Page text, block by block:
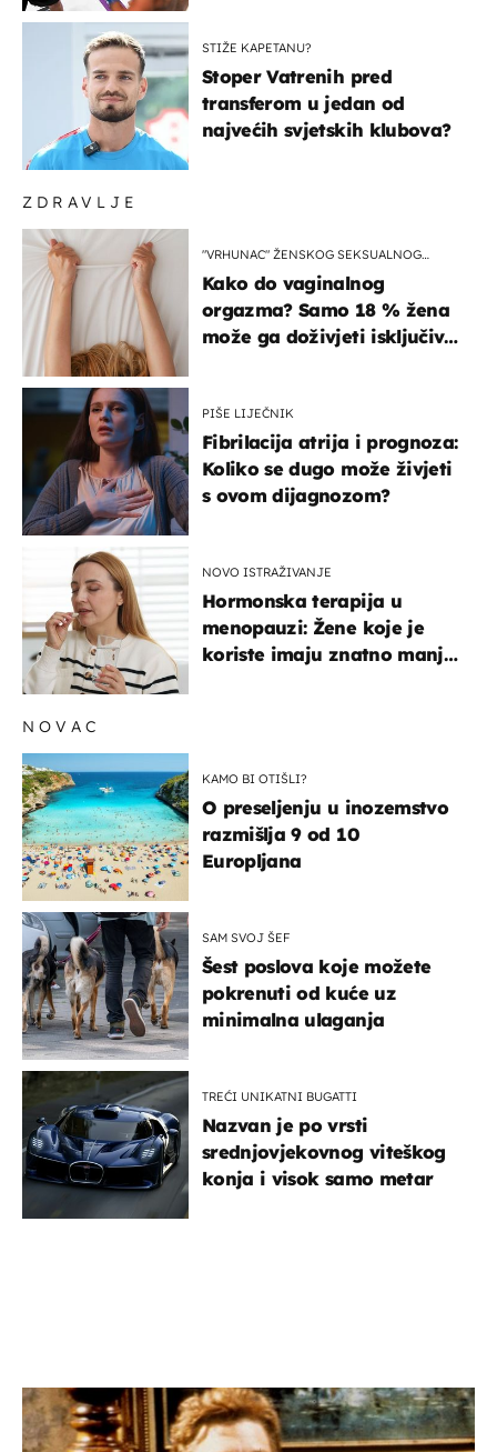
ZDRAVLJE
"VRHUNAC" ŽENSKOG SEKSUALNOG
Kako do vaginalnog
orgazma? Samo 18 % žena
može ga doživjeti isključivo
PIŠE LIJEČNIK
Fibrilacija atrija i prognoza:
Koliko se dugo može živjeti
s ovom dijagnozom?
NOVO ISTRAŽIVANJE
Hormonska terapija u
menopauzi: Žene koje je
koriste imaju znatno manji
STIŽE KAPETANU?
Stoper Vatrenih pred
transferom u jedan od
najvećih svjetskih klubova?
NOVAC
KAMO BI OTIŠLI?
O preseljenju u inozemstvo
razmišlja 9 od 10
Europljana
SAM SVOJ ŠEF
Šest poslova koje možete
pokrenuti od kuće uz
minimalna ulaganja
TREĆI UNIKATNI BUGATTI
Nazvan je po vrsti
srednjovjekovnog viteškog
konja i visok samo metar